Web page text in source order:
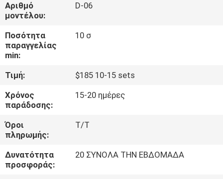
ΠΟΙΟΤΙΚΌΣ
ΈΛΕΓΧΟΣ
ΜΑΣ
ΕΛΆΤΕ
ΣΕ
ΕΠΑΦΉ
ΜΕ
ΕΙΔΉΣΕΙΣ
Αριθμό
μοντέλου:
D-06
Ποσότητα
παραγγελίας
min:
10 σ
Τιμή:
$185 10-15 sets
Χρόνος
παράδοσης:
15-20 ημέρες
Όροι
πληρωμής:
Τ/Τ
Δυνατότητα
προσφοράς:
20 ΣΥΝΟΛΑ ΤΗΝ ΕΒΔΟΜΑΔΑ